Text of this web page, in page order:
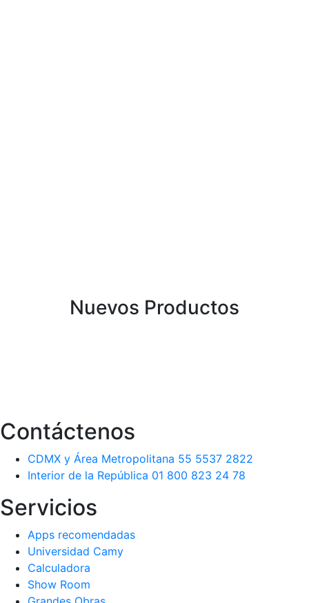
Nuevos Productos
Contáctenos
CDMX y Área Metropolitana 55 5537 2822
Interior de la República 01 800 823 24 78
Servicios
Apps recomendadas
Universidad Camy
Calculadora
Show Room